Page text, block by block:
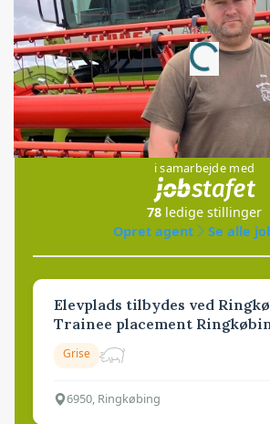
Annonce
Loading...
Jobs
i samarbejde med
78 ledige stillinger
Opret agent
Se alle
Elevplads tilbydes ved
Trainee placement
Grise
6950, Ringkøbing